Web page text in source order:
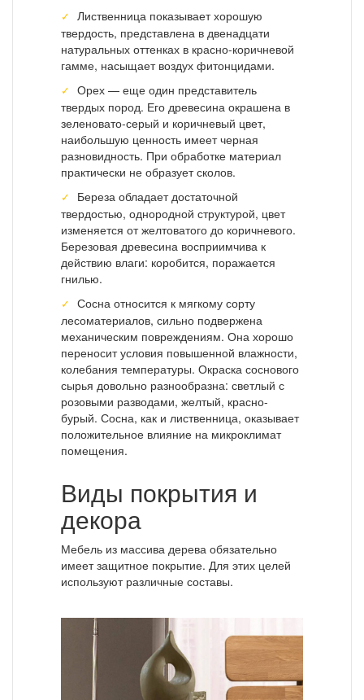
Лиственница показывает хорошую
твердость, представлена в двенадцати
натуральных оттенках в красно-коричневой
гамме, насыщает воздух фитонцидами.
Орех — еще один представитель
твердых пород. Его древесина окрашена в
зеленовато-серый и коричневый цвет,
наибольшую ценность имеет черная
разновидность. При обработке материал
практически не образует сколов.
Береза обладает достаточной
твердостью, однородной структурой, цвет
изменяется от желтоватого до коричневого.
Березовая древесина восприимчива к
действию влаги: коробится, поражается
гнилью.
Сосна относится к мягкому сорту
лесоматериалов, сильно подвержена
механическим повреждениям. Она хорошо
переносит условия повышенной влажности,
колебания температуры. Окраска соснового
сырья довольно разнообразна: светлый с
розовыми разводами, желтый, красно-
бурый. Сосна, как и лиственница, оказывает
положительное влияние на микроклимат
помещения.
Виды покрытия и
декора
Мебель из массива дерева обязательно
имеет защитное покрытие. Для этих целей
используют различные составы.